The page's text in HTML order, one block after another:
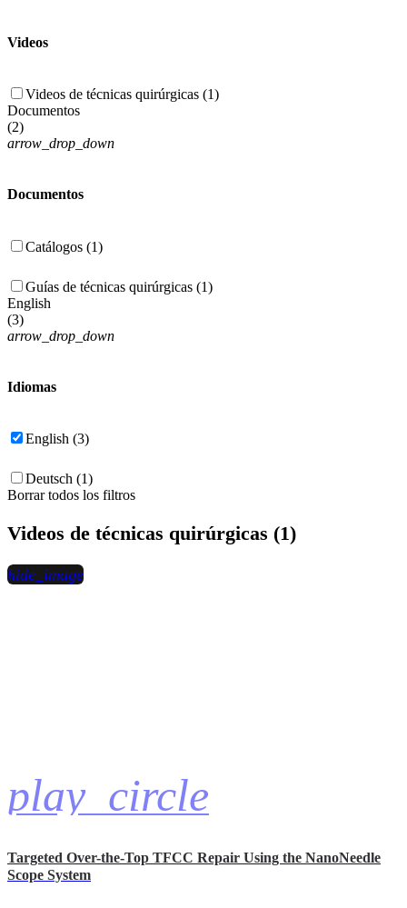
Videos
Videos de técnicas quirúrgicas (1)
Documentos
(2)
arrow_drop_down
Documentos
Catálogos (1)
Guías de técnicas quirúrgicas (1)
English
(3)
arrow_drop_down
Idiomas
English (3)
Deutsch (1)
Borrar todos los filtros
Videos de técnicas quirúrgicas (1)
play_circle
hide_image
Targeted Over-the-Top TFCC Repair Using the NanoNeedle
Scope System